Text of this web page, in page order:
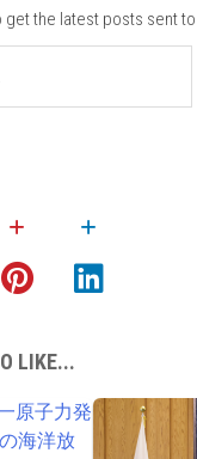
the latest posts sent
LIKE...